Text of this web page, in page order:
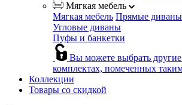
Мягкая мебель
Мягкая мебель Прямые диваны
Угловые диваны
Пуфы и банкетки
Вы можете выбрать
комплектах, помеченных
Коллекции
Товары со скидкой